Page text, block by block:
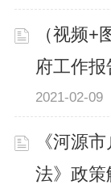
（视频+
府工作报
2021-02-09
《河源
法》政策